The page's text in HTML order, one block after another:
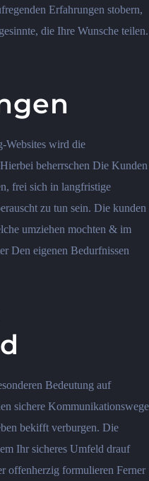
Erfahrungen stobern,
die Ihre Wunsche teilen.
Websites wird die
beherrschen Die Kunden
frei sich in langfristige
zu tun sein. Die kunden
umziehen mochten & im
Den eigenen Bedurfnissen
Bedeutung auf
sichere Kommunikationswege
bekifft verburgen. Die
Ihr sicheres Umfeld drauf
offenherzig formulieren Ferner